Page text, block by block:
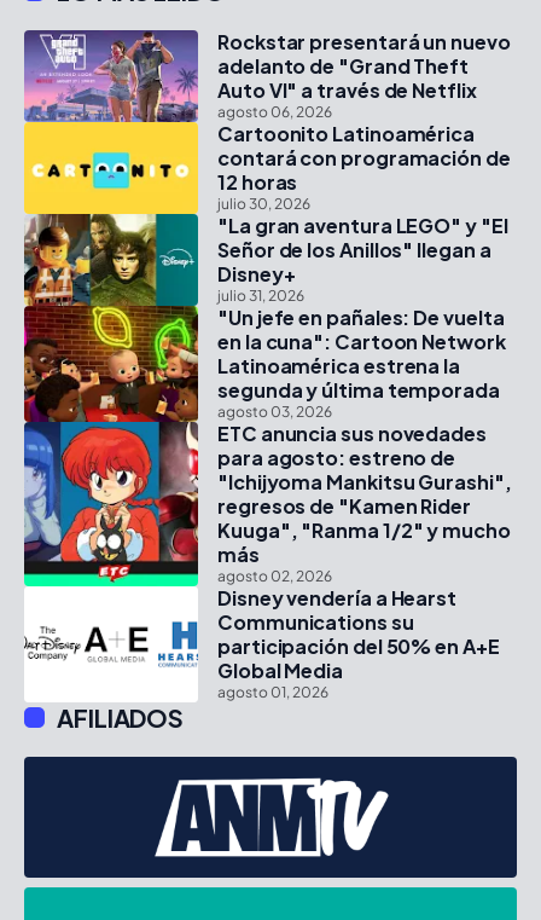
Rockstar presentará un nuevo
adelanto de "Grand Theft
Auto VI" a través de Netflix
agosto 06, 2026
Cartoonito Latinoamérica
contará con programación de
12 horas
julio 30, 2026
"La gran aventura LEGO" y "El
Señor de los Anillos" llegan a
Disney+
julio 31, 2026
"Un jefe en pañales: De vuelta
en la cuna": Cartoon Network
Latinoamérica estrena la
segunda y última temporada
agosto 03, 2026
ETC anuncia sus novedades
para agosto: estreno de
"Ichijyoma Mankitsu Gurashi",
regresos de "Kamen Rider
Kuuga", "Ranma 1/2" y mucho
más
agosto 02, 2026
Disney vendería a Hearst
Communications su
participación del 50% en A+E
Global Media
agosto 01, 2026
AFILIADOS